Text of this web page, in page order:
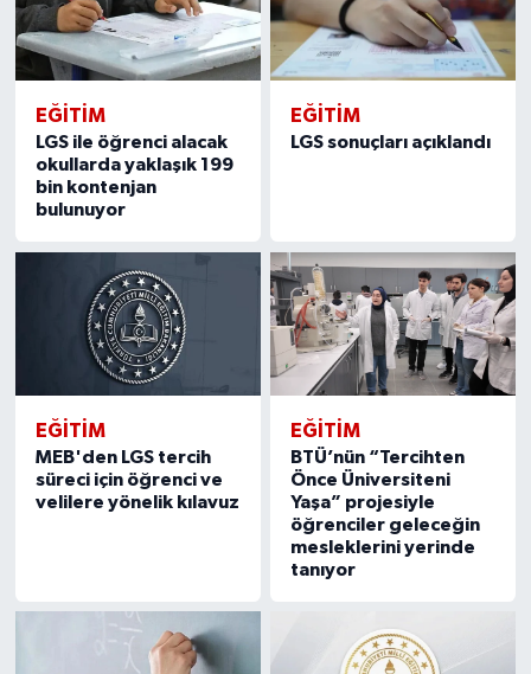
EĞITIM
LGS ile öğrenci alacak
okullarda yaklaşık 199
bin kontenjan
bulunuyor
EĞITIM
LGS sonuçları açıklandı
EĞITIM
MEB'den LGS tercih
süreci için öğrenci ve
velilere yönelik kılavuz
EĞITIM
BTÜ’nün “Tercihten
Önce Üniversiteni
Yaşa” projesiyle
öğrenciler geleceğin
mesleklerini yerinde
tanıyor